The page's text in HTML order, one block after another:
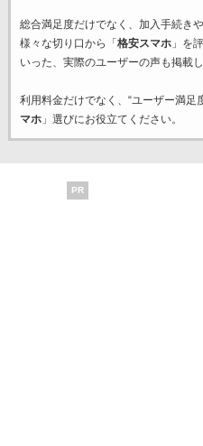
総合満足度だけでなく、加入手続き
様々な切り口から「 格安スマホ」を
いった、実際のユーザーの声も掲載し
利用料金だけでなく、“ユーザー満足
マホ」選びにお役立てください。
PR